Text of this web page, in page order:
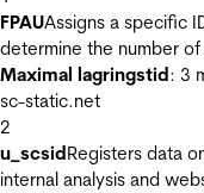
FPAUAssigns a specific
determine the number
Maximal lagringstid: 3
sc-static.net
2
u_scsidRegisters data
internal analysis and